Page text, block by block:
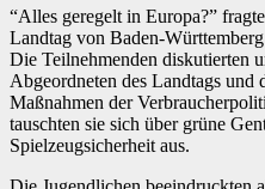
“Alles geregelt in Europa?”
Landtag von Baden-
Die Teilnehmenden diskutierten
Abgeordneten des Landtags und
Maßnahmen der
tauschten sie sich über grüne
Spielzeugsicherheit aus.